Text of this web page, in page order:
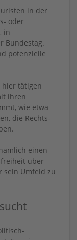
in der
oder
in
Bundestag.
potenzielle
hier tätigen
ihren
wie etwa
die Rechts-
einen
über
sein Umfeld zu